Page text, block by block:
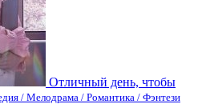
Отличный день, чтобы
/ Мелодрама / Романтика / Фэнтези